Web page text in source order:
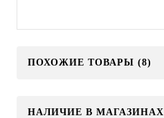
ПОХОЖИЕ ТОВАРЫ (8)
НАЛИЧИЕ В МАГАЗИНАХ